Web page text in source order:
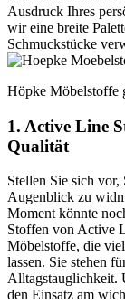
Ausdruck Ihres
wir eine breite
Schmuckstücke
Höpke Möbelstoffe
1. Active Line
Qualität
Stellen Sie sich
Augenblick zu
Moment könnte
Stoffen von Active
Möbelstoffe, die
lassen. Sie stehen
Alltagstauglichkeit.
den Einsatz am